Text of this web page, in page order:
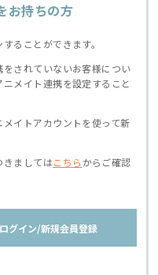
お持ちの方
ることができます。
されていないお客様につい
メイト連携を設定すること
イトアカウントを使って新
きましてはこちら からご確認
グイン/新規会員登録